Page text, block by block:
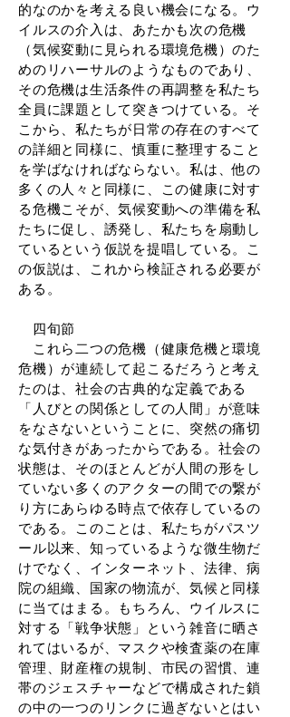
的なのかを考える良い機会になる。ウ
イルスの介入は、あたかも次の危機
（気候変動に見られる環境危機）のた
めのリハーサルのようなものであり、
その危機は生活条件の再調整を私たち
全員に課題として突きつけている。そ
こから、私たちが日常の存在のすべて
の詳細と同様に、慎重に整理すること
を学ばなければならない。私は、他の
多くの人々と同様に、この健康に対す
る危機こそが、気候変動への準備を私
たちに促し、誘発し、私たちを扇動し
ているという仮説を提唱している。こ
の仮説は、これから検証される必要が
ある。
四旬節
これら二つの危機（健康危機と環境
危機）が連続して起こるだろうと考え
たのは、社会の古典的な定義である
「人びとの関係としての人間」が意味
をなさないということに、突然の痛切
な気付きがあったからである。社会の
状態は、そのほとんどが人間の形をし
ていない多くのアクターの間での繋が
り方にあらゆる時点で依存しているの
である。このことは、私たちがパスツ
ール以来、知っているような微生物だ
けでなく、インターネット、法律、病
院の組織、国家の物流が、気候と同様
に当てはまる。もちろん、ウイルスに
対する「戦争状態」という雑音に晒さ
れてはいるが、マスクや検査薬の在庫
管理、財産権の規制、市民の習慣、連
帯のジェスチャーなどで構成された鎖
の中の一つのリンクに過ぎないとはい